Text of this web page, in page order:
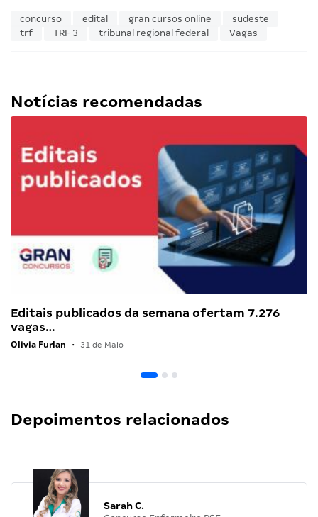
concurso edital gran cursos online
sudeste
trf
TRF 3 tribunal regional federal Vagas
Notícias recomendadas
Editais publicados da semana ofertam 7.276
vagas…
Olivia Furlan • 31 de Maio
Depoimentos relacionados
Sarah C.